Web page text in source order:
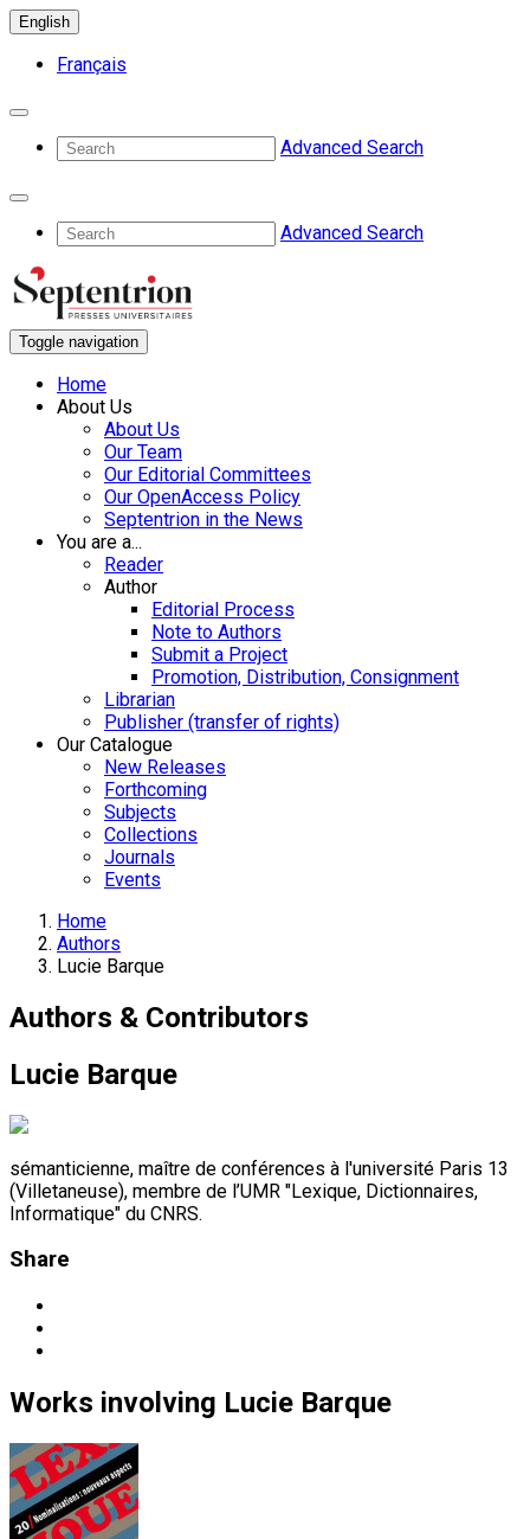
English
Français
Advanced Search
Advanced Search
Toggle navigation
Home
About Us
About Us
Our Team
Our Editorial Committees
Our OpenAccess Policy
Septentrion in the News
You are a...
Reader
Author
Editorial Process
Note to Authors
Submit a Project
Promotion, Distribution, Consignment
Librarian
Publisher (transfer of rights)
Our Catalogue
New Releases
Forthcoming
Subjects
Collections
Journals
Events
Home
Authors
Lucie Barque
Authors & Contributors
Lucie Barque
sémanticienne, maître de conférences à l'université Paris 13
(Villetaneuse), membre de l’UMR "Lexique, Dictionnaires,
Informatique" du CNRS.
Share
Works involving Lucie Barque